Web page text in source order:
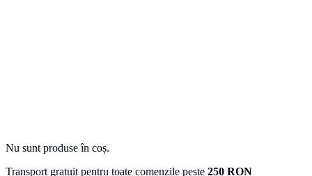
Nu sunt produse în coș.
Transport gratuit pentru toate comenzile peste 250 RON